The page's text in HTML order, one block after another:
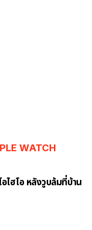
WATCH
ไฮโอ หลังวูบล้มที่บ้าน